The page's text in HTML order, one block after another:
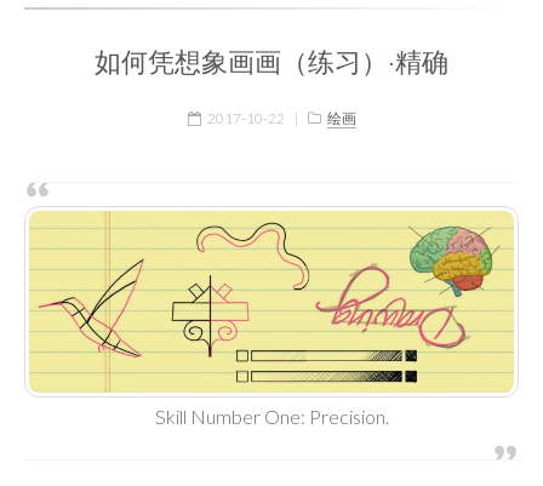
如何凭想象画画（练习）·精确
2017-10-22 | 绘画
Skill Number One: Precision.